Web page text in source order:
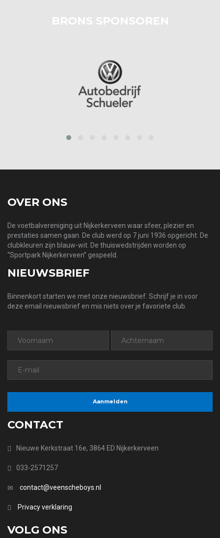
BRONS SPONSOREN
OVER ONS
De voetbalvereniging uit Nijkerkerveen waar sfeer, plezier en
prestaties samen gaan. De club werd op 7 juni 1936 opgericht. De
clubkleuren zijn blauw-wit. De thuiswedstrijden worden op
“Sportpark Nijkerkerveen” gespeeld.
NIEUWSBRIEF
Binnenkort starten we met onze nieuwsbrief. Schrijf je in voor
deze email nieuwsbrief en mis niets over je favoriete club.
CONTACT
Nieuwe Kerkstraat 16e, 3864 ED Nijkerkerveen
033-2571257
contact@veenscheboys.nl
Privacy verklaring
VOLG ONS